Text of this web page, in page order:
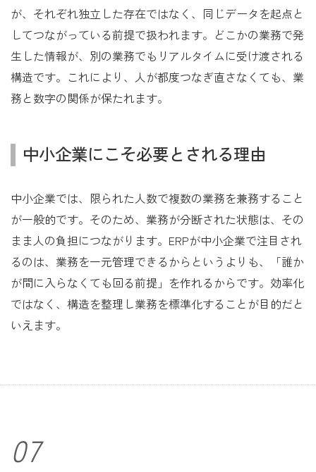
が、それぞれ独立した存在ではなく、同じデータを起点と
してつながっている前提で扱われます。どこかの業務で発
生した情報が、別の業務でもリアルタイムに受け渡される
構造です。これにより、人が都度つなぎ直さなくても、業
務と数字の関係が保たれます。
中小企業にこそ必要とされる理由
中小企業では、限られた人数で複数の業務を兼務すること
が一般的です。そのため、業務が分断された状態は、その
まま人の負担につながります。ERPが中小企業で注目され
るのは、業務を一元管理できるからというよりも、「誰か
が間に入らなくても回る前提」を作れるからです。効率化
ではなく、構造を整理し業務を標準化することが目的だと
いえます。
07